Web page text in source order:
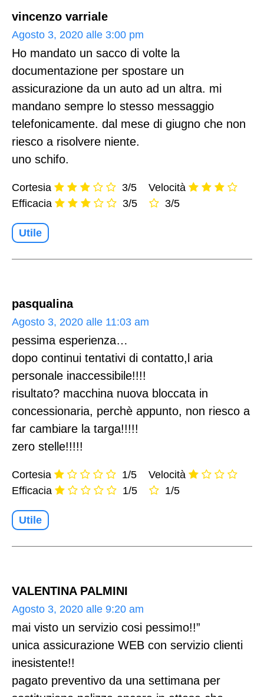
vincenzo varriale
Agosto 3, 2020 alle 3:00 pm
Ho mandato un sacco di volte la
documentazione per spostare un
assicurazione da un auto ad un altra. mi
mandano sempre lo stesso messaggio
telefonicamente. dal mese di giugno che non
riesco a risolvere niente.
uno schifo.
Cortesia
3/5
Efficacia
3/5
Velocità
3/5
Utile
pasqualina
Agosto 3, 2020 alle 11:03 am
pessima esperienza…
dopo continui tentativi di contatto,l aria
personale inaccessibile!!!!
risultato? macchina nuova bloccata in
concessionaria, perchè appunto, non riesco a
far cambiare la targa!!!!!
zero stelle!!!!!
Cortesia
1/5
Efficacia
1/5
Velocità
1/5
Utile
VALENTINA PALMINI
Agosto 3, 2020 alle 9:20 am
mai visto un servizio cosi pessimo!!”
unica assicurazione WEB con servizio clienti
inesistente!!
pagato preventivo da una settimana per